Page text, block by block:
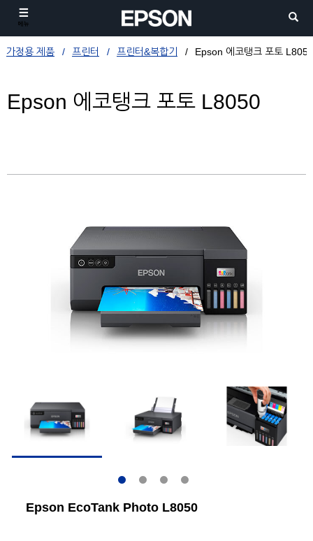
메뉴
가정용 제품 프린터 프린터&복합기 Epson 에코탱크 포토 L8050
Epson 에코탱크 포토 L8050
Epson EcoTank Photo L8050